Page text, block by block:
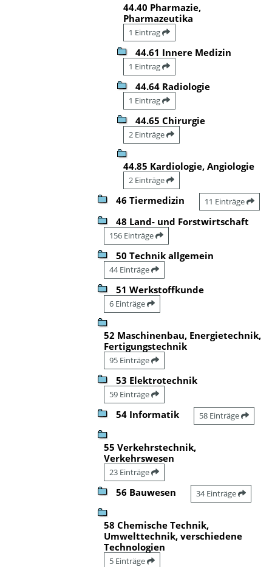
44.40 Pharmazie,
Pharmazeutika
1 Eintrag
44.61 Innere Medizin
1 Eintrag
44.64 Radiologie
1 Eintrag
44.65 Chirurgie
2 Einträge
44.85 Kardiologie, Angiologie
2 Einträge
46 Tiermedizin 11 Einträge
48 Land- und Forstwirtschaft
156 Einträge
50 Technik allgemein
44 Einträge
51 Werkstoffkunde
6 Einträge
52 Maschinenbau, Energietechnik,
Fertigungstechnik
95 Einträge
53 Elektrotechnik
59 Einträge
54 Informatik 58 Einträge
55 Verkehrstechnik,
Verkehrswesen
23 Einträge
56 Bauwesen 34 Einträge
58 Chemische Technik,
Umwelttechnik, verschiedene
Technologien
5 Einträge